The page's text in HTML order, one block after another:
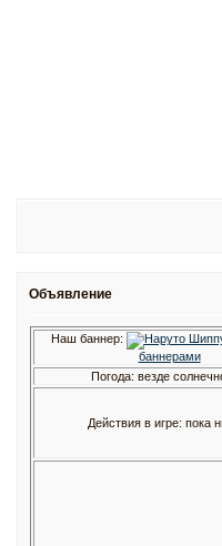
Объявление
Наш баннер:
баннерами
Погода: везде
Действия в игре: пока